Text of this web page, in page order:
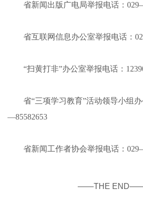
省新闻出版广电局举报电话：029
省互联网信息办公室举报电话：
“扫黄打非”办公室举报电话：
省“三项学习教育”活动领导小组办
—85582653
省新闻工作者协会举报电话：029
——THE